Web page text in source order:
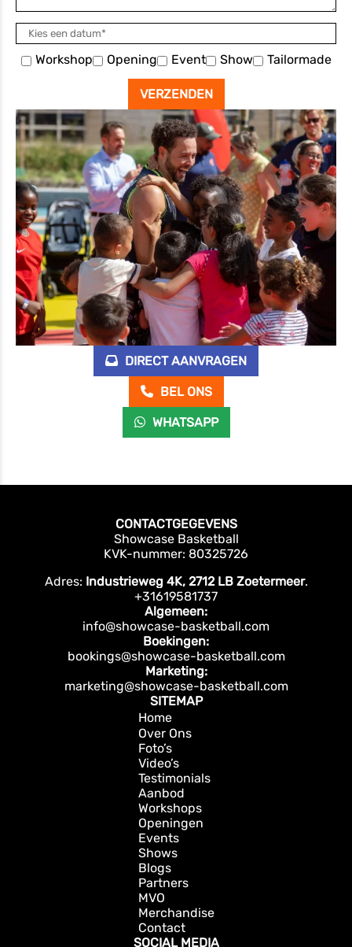
DIRECT AANVRAGEN
BEL ONS
WHATSAPP
Workshop Opening Event Show Tailormade
CONTACTGEGEVENS
Showcase Basketball
KVK-nummer: 80325726
Adres: Industrieweg 4K, 2712 LB Zoetermeer.
+31619581737
Algemeen:
info@showcase-basketball.com
Boekingen:
bookings@showcase-basketball.com
Marketing:
marketing@showcase-basketball.com
SITEMAP
Home
Over Ons
Foto’s
Video’s
Testimonials
Aanbod
Workshops
Openingen
Events
Shows
Blogs
Partners
MVO
Merchandise
Contact
SOCIAL MEDIA